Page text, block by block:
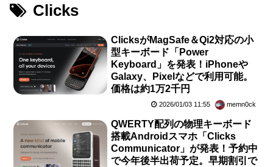
Clicks
ClicksがMagSafe＆Qi2対応の小
型キーボード「Power
Keyboard」を発表！iPhoneや
Galaxy、Pixelなどで利用可能。
価格は約1万2千円
2026/01/03 11:55 memn0ck
QWERTY配列の物理キーボード
搭載Androidスマホ「Clicks
Communicator」が発表！予約中
で今年後半出荷予定。早期割引で